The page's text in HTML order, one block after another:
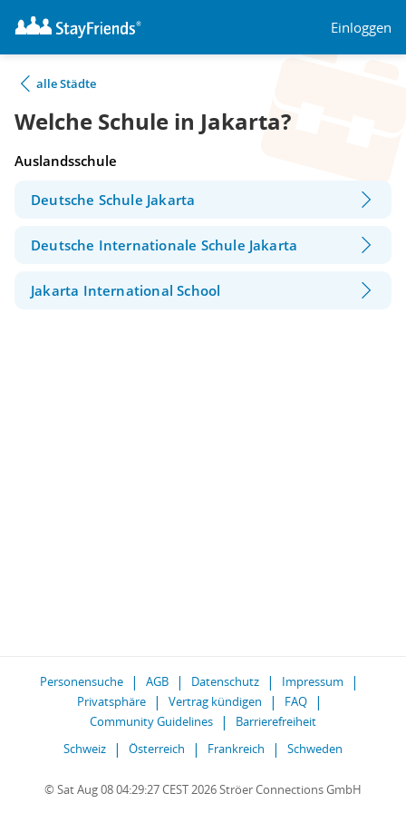
Einloggen
alle Städte
Welche Schule in Jakarta?
Auslandsschule
Deutsche Schule Jakarta
Deutsche Internationale Schule Jakarta
Jakarta International School
Personensuche AGB Datenschutz
Impressum
Privatsphäre
Vertrag kündigen
FAQ
Community Guidelines
Barrierefreiheit
Schweiz
Österreich Frankreich Schweden
© Sat Aug 08 04:29:27 CEST 2026 Ströer Connections GmbH